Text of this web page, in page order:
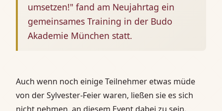
umsetzen!" fand am Neujahrtag ein
gemeinsames Training in der Budo
Akademie München statt.
Auch wenn noch einige Teilnehmer etwas müde
von der Sylvester-Feier waren, ließen sie es sich
nicht nehmen, an diesem Event dabei zu sein.